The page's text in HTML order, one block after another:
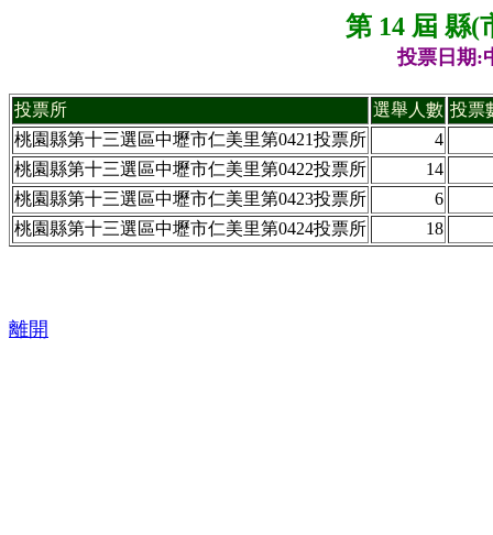
第 14 屆 縣(
投票日期:
投票所 選舉人數 投票
桃園縣第十三選區中壢市仁美里第0421投票所
4
桃園縣第十三選區中壢市仁美里第0422投票所
14
桃園縣第十三選區中壢市仁美里第0423投票所
6
桃園縣第十三選區中壢市仁美里第0424投票所
18
離開